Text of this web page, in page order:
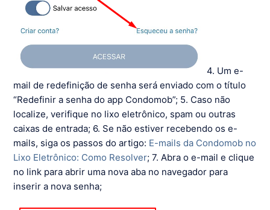
4. Um e-
mail de redefinição de senha será enviado com o título
“Redefinir a senha do app Condomob”; 5. Caso não
localize, verifique no lixo eletrônico, spam ou outras
caixas de entrada; 6. Se não estiver recebendo os e-
mails, siga os passos do artigo: E-mails da Condomob no
Lixo Eletrônico: Como Resolver; 7. Abra o e-mail e clique
no link para abrir uma nova aba no navegador para
inserir a nova senha;